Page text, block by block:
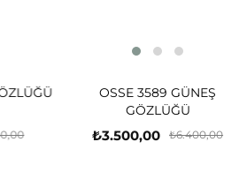
OSSE 3589 GÜNEŞ
GÖZLÜĞÜ
₺3.500,00 ₺6.400,00